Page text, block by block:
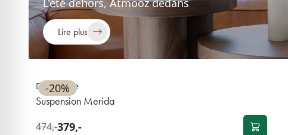
L'été dehors, Atmooz dedans
Lire plus
BEST-SELLER
-20%
Disponible
Suspension Merida
474,-379,-